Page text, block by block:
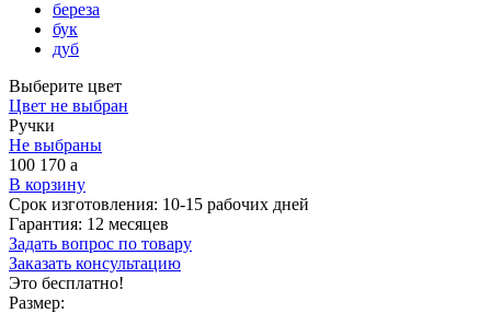
береза
бук
дуб
Выберите цвет
Цвет не выбран
Ручки
Не выбраны
100 170 a
В корзину
Срок изготовления: 10-15 рабочих дней
Гарантия: 12 месяцев
Задать вопрос по товару
Заказать консультацию
Это бесплатно!
Размер: